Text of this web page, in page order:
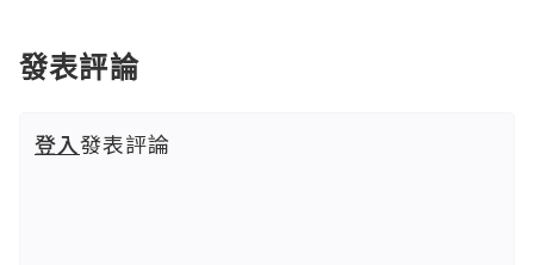
發表評論
登入發表評論